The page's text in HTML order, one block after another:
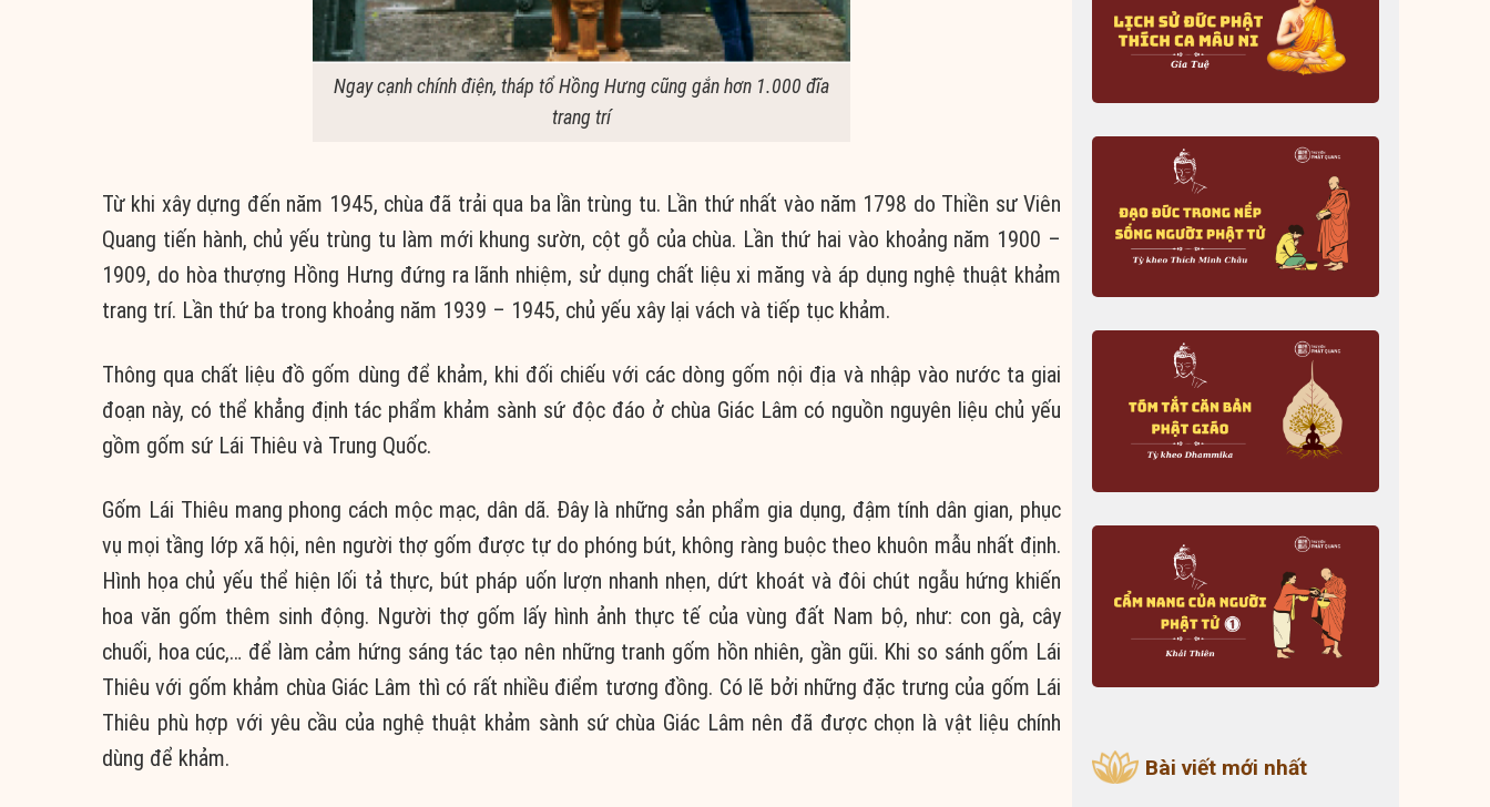
Ngay cạnh chính điện, tháp tổ Hồng Hưng cũng gắn hơn 1.000 đĩa
trang trí
Từ khi xây dựng đến năm 1945, chùa đã trải qua ba lần trùng tu. Lần thứ nhất vào năm 1798 do Thiền sư Viên
Quang tiến hành, chủ yếu trùng tu làm mới khung sườn, cột gỗ của chùa. Lần thứ hai vào khoảng năm 1900 –
1909, do hòa thượng Hồng Hưng đứng ra lãnh nhiệm, sử dụng chất liệu xi măng và áp dụng nghệ thuật khảm
trang trí. Lần thứ ba trong khoảng năm 1939 – 1945, chủ yếu xây lại vách và tiếp tục khảm.
Thông qua chất liệu đồ gốm dùng để khảm, khi đối chiếu với các dòng gốm nội địa và nhập vào nước ta giai
đoạn này, có thể khẳng định tác phẩm khảm sành sứ độc đáo ở chùa Giác Lâm có nguồn nguyên liệu chủ yếu
gồm gốm sứ Lái Thiêu và Trung Quốc.
Gốm Lái Thiêu mang phong cách mộc mạc, dân dã. Đây là những sản phẩm gia dụng, đậm tính dân gian, phục
vụ mọi tầng lớp xã hội, nên người thợ gốm được tự do phóng bút, không ràng buộc theo khuôn mẫu nhất định.
Hình họa chủ yếu thể hiện lối tả thực, bút pháp uốn lượn nhanh nhẹn, dứt khoát và đôi chút ngẫu hứng khiến
hoa văn gốm thêm sinh động. Người thợ gốm lấy hình ảnh thực tế của vùng đất Nam bộ, như: con gà, cây
chuối, hoa cúc,… để làm cảm hứng sáng tác tạo nên những tranh gốm hồn nhiên, gần gũi. Khi so sánh gốm Lái
Thiêu với gốm khảm chùa Giác Lâm thì có rất nhiều điểm tương đồng. Có lẽ bởi những đặc trưng của gốm Lái
Thiêu phù hợp với yêu cầu của nghệ thuật khảm sành sứ chùa Giác Lâm nên đã được chọn là vật liệu chính
dùng để khảm.
Bài viết mới nhất